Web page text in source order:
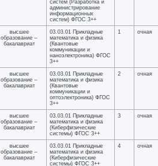
систем (Разработка и
администрирование
информационных
систем) ФГОС 3++
высшее
образование –
бакалавриат
03.03.01 Прикладные
математика и физика
(Квантовые
коммуникации и
наноэлектроника) ФГОС
3++
1 очная
высшее
образование –
бакалавриат
03.03.01 Прикладные
математика и физика
(Квантовые
коммуникации и
оптоэлектроника) ФГОС
3++
2 очная
высшее
образование –
бакалавриат
03.03.01 Прикладные
математика и физика
(Киберфизические
системы) ФГОС 3++
3 очная
высшее
образование –
бакалавриат
03.03.01 Прикладные
математика и физика
(Киберфизические
системы) ФГОС 3++
4 очная